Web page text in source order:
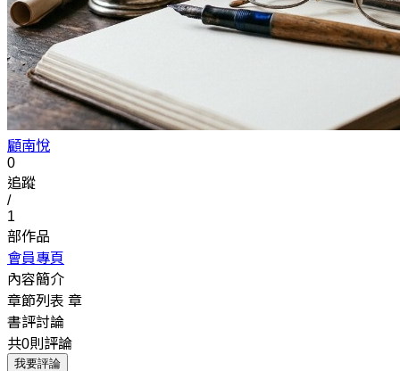
顧南悅
0
追蹤
/
1
部作品
會員專頁
內容簡介
章節列表 章
書評討論
共0則評論
我要評論